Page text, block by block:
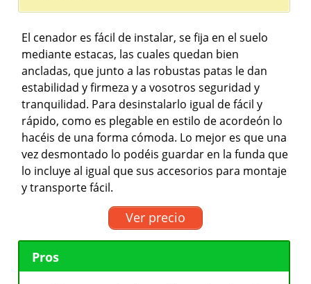
El cenador es fácil de instalar, se fija en el suelo
mediante estacas, las cuales quedan bien
ancladas, que junto a las robustas patas le dan
estabilidad y firmeza y a vosotros seguridad y
tranquilidad. Para desinstalarlo igual de fácil y
rápido, como es plegable en estilo de acordeón lo
hacéis de una forma cómoda. Lo mejor es que una
vez desmontado lo podéis guardar en la funda que
lo incluye al igual que sus accesorios para montaje
y transporte fácil.
Ver precio
Pros